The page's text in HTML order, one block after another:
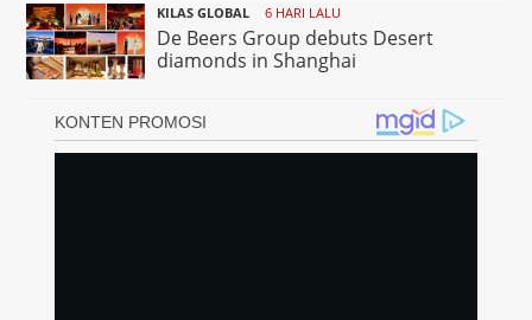
KILAS GLOBAL 6 HARI LALU
De Beers Group debuts Desert
diamonds in Shanghai